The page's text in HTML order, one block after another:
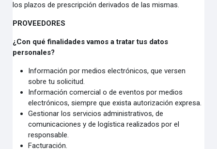
los plazos de prescripción derivados de las mismas.
PROVEEDORES
¿Con qué finalidades vamos a tratar tus datos
personales?
Información por medios electrónicos, que versen
sobre tu solicitud.
Información comercial o de eventos por medios
electrónicos, siempre que exista autorización expresa.
Gestionar los servicios administrativos, de
comunicaciones y de logística realizados por el
responsable.
Facturación.